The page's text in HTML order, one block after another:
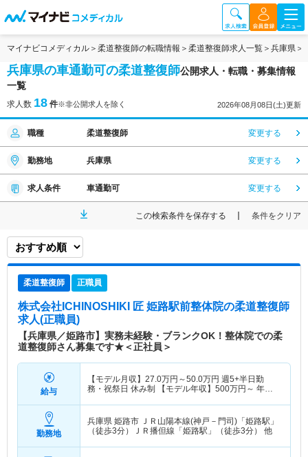
マイナビコメディカル 柔道整復師の転職情報 柔道整復師求人一覧 兵庫県
兵庫県の車通勤可の柔道整復師公開求人・転職・募集情報
一覧
求人数 18 件※非公開求人を除く 2026年08月08日(土)更新
職種 柔道整復師 変更する
勤務地 兵庫県 変更する
求人条件 車通勤可 変更する
この検索条件を保存する 条件をクリア
柔道整復師 正職員
株式会社ICHINOSHIKI 匠 姫路駅前整体院の柔道整復師
求人(正職員)
【兵庫県／姫路市】実務未経験・ブランクOK！整体院での柔
道整復師さん募集です★＜正社員＞
給与
【モデル月収】 27.0万円～50.0万円 週5+半日勤
務・祝祭日 休み制 【モデル年収】 500万円～ 年収
勤務地
兵庫県 姫路市 ＪＲ山陽本線(神戸－門司)「姫路駅」
（徒歩3分）ＪＲ播但線「姫路駅」（徒歩3分） 他